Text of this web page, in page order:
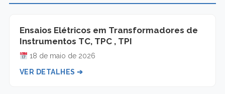
Ensaios Elétricos em Transformadores de
Instrumentos TC, TPC , TPI
18 de maio de 2026
VER DETALHES ➔